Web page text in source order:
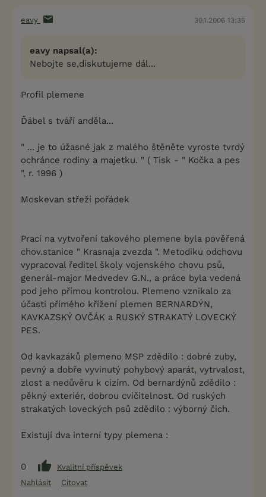
eavy 30.1.2006 13:35
eavy napsal(a):
Nebojte se,diskutujeme dál...
Profil plemene
Ďábel s tváří anděla...
" ... je to úžasné jak z malého štěněte vyroste tvrdý
ochránce rodiny a majetku. " ( Tisk - " Kočka a pes
", r. 1996 )
Moskevan střeží pořádek
Prací na vytvoření takového plemene byla pověřená
chov.stanice " Krasnaja zvezda ". Metodiku odchovu
vypracoval ředitel školy vojenského chovu psů,
generál-major Medvedev G.N., a práce byla vedená
pod jeho přímou kontrolou. Plemeno vznikalo za
účasti přímého křížení plemen BERNARDÝN,
KAVKAZSKÝ OVČÁK a RUSKÝ STRAKATÝ LOVECKÝ
PES.
Od kavkazáků plemeno MSP zdědilo : dobré zuby,
pevný a dobře vyvinutý pohybový aparát, vytrvalost,
zlost a nedůvěru k cizím. Od bernardýnů zdědilo :
pěkný exteriér, dobrou cvičitelnost. Od ruských
strakatých loveckých psů zdědilo : výborný čich.
Existují dva interní typy plemena :
0
Kvalitní příspěvek
Nahlásit
Citovat